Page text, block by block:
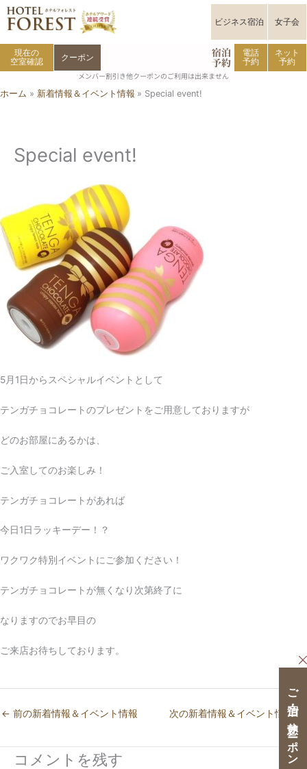
内
容
プ
ビジネス宿泊 女子会
現在の
空室確認
クーポン 宿泊
予約
電話
予約
ネット
予約
メンバー割引き他クーポンのご利用は出来ません
ホーム
新着情報＆イベント情報 Special event!
Special event!
5月1日からスペシャルイベントとして
テンガチョコレートのプレゼントをご用意しておりますが
どのお部屋にあるかは、
ご入室してのお楽しみ！
テンガチョコレートがあれば
今日1日ラッキーデー！？
ワクワク特別イベントにご参加ください！
テンガチョコレートが無くなり次第終了に
なりますのでお早目の
ご来店お待ちしております。
← 前の新着情報＆イベント情報 次の新着情報＆イベント情報→
コメントを残す ご宿泊・ご休憩クーポン